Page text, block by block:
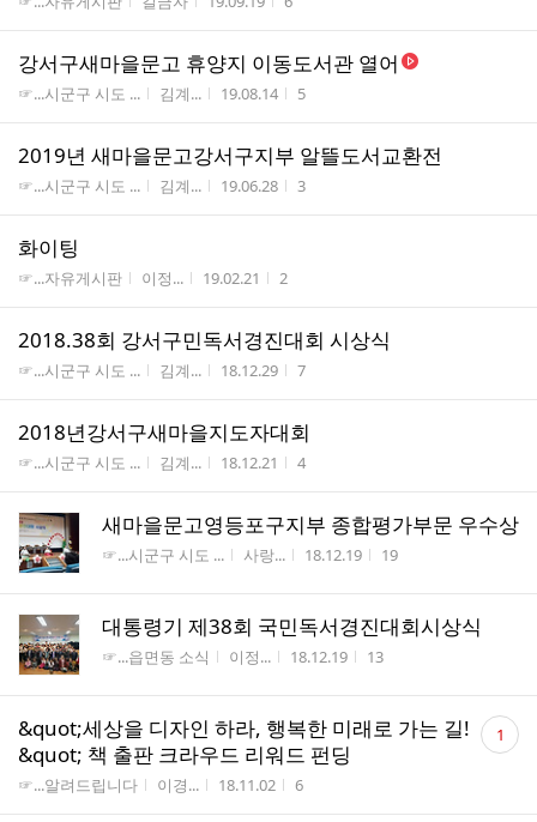
강서구새마을문고 휴양지 이동도서관 열어
게시판명
☞...시군구 시도 ... 작성자
김계... 작성시간
19.08.14 조회수
5
2019년 새마을문고강서구지부 알뜰도서교환전
게시판명
☞...시군구 시도 ... 작성자
김계... 작성시간
19.06.28 조회수
3
화이팅
게시판명
☞...자유게시판 작성자
이정... 작성시간
19.02.21 조회수
2
2018.38회 강서구민독서경진대회 시상식
게시판명
☞...시군구 시도 ... 작성자
김계... 작성시간
18.12.29 조회수
7
2018년강서구새마을지도자대회
게시판명
☞...시군구 시도 ... 작성자
김계... 작성시간
18.12.21 조회수
4
새마을문고영등포구지부 종합평가부문 우수상
게시판명
☞...시군구 시도 ... 작성자
사랑... 작성시간
18.12.19 조회수
19
대통령기 제38회 국민독서경진대회시상식
게시판명
☞...읍면동 소식 작성자
이정... 작성시간
18.12.19 조회수
13
&quot;세상을 디자인 하라, 행복한 미래로 가는 길!
&quot; 책 출판 크라우드 리워드 펀딩
게시판명
☞...알려드립니다 작성자
이경... 작성시간
18.11.02 조회수
6
댓
글 1